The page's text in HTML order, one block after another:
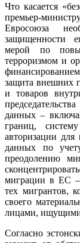
Что касается
премьер-
Евросоюза
защищенности
мерой по
терроризмом и
защита внешних
и товаров
данных –
границ,
авторизации
данных по
преодолению
миграции в ЕС –
тех мигрантов,
своего
лицами,
Согласно